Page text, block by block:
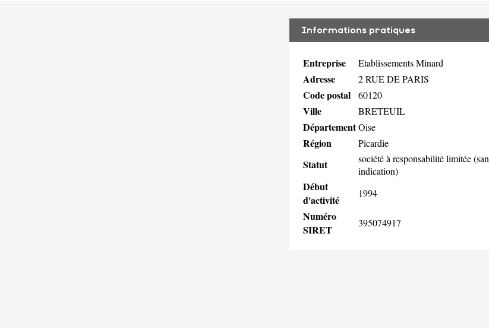
Informations pratiques
Entreprise Etablissements Minard
Adresse 2 RUE DE PARIS
Code postal 60120
Ville BRETEUIL
DépartementOise
Région Picardie
Statut
société à responsabilité limitée
indication)
Début
d'activité
1994
Numéro
SIRET
395074917